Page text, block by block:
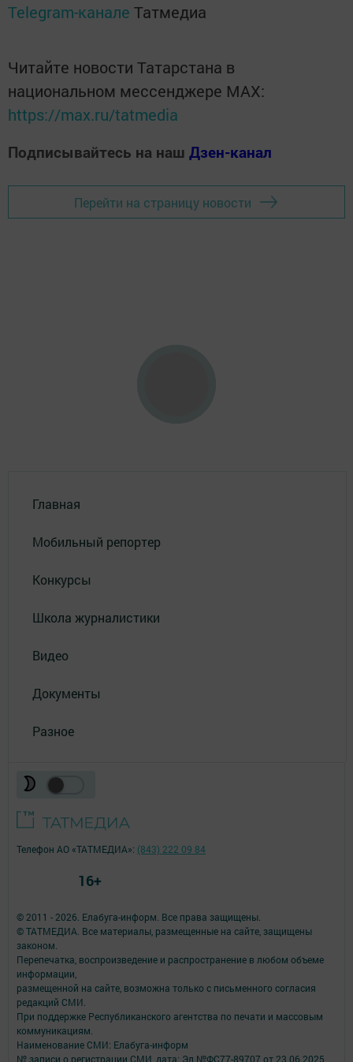
Telegram-канале Татмедиа
Читайте новости Татарстана в
национальном мессенджере MАХ:
https://max.ru/tatmedia
Подписывайтесь на наш Дзен-канал
Перейти на страницу новости
Главная
Мобильный репортер
Конкурсы
Школа журналистики
Видео
Документы
Разное
© 2011 - 2026. Елабуга-информ. Все права защищены.
© ТАТМЕДИА. Все материалы, размещенные на сайте, защищены
законом.
Перепечатка, воспроизведение и распространение в любом объеме
информации,
размещенной на сайте, возможна только с письменного согласия
редакций СМИ.
При поддержке Республиканского агентства по печати и массовым
коммуникациям.
Наименование СМИ: Елабуга-информ
№ записи о регистрации СМИ, дата: Эл №ФС77-89707 от 23.06.2025
Телефон АО «ТАТМЕДИА»: (843) 222 09 84
16+